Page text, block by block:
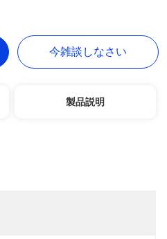
今雑談しなさい
製品説明